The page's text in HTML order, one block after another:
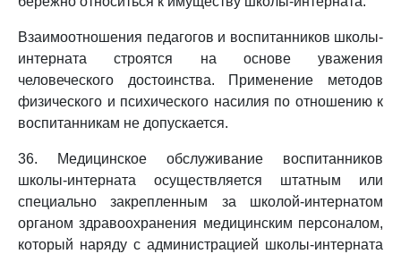
Взаимоотношения педагогов и воспитанников школы-
интерната строятся на основе уважения
человеческого достоинства. Применение методов
физического и психического насилия по отношению к
воспитанникам не допускается.
36. Медицинское обслуживание воспитанников
школы-интерната осуществляется штатным или
специально закрепленным за школой-интернатом
органом здравоохранения медицинским персоналом,
который наряду с администрацией школы-интерната